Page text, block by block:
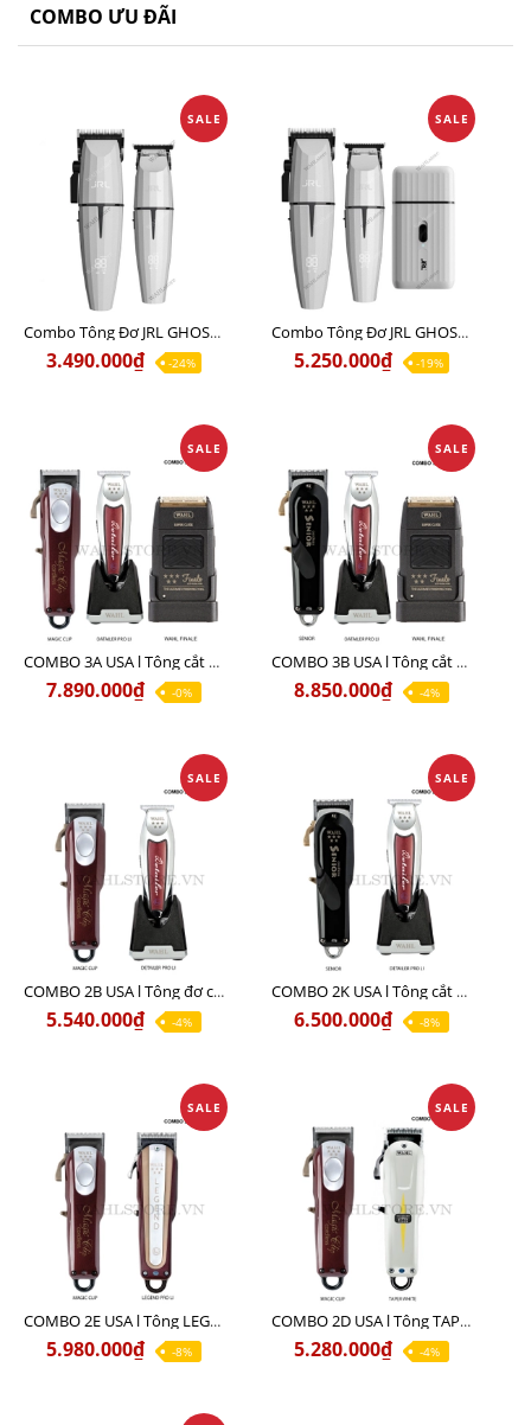
COMBO ƯU ĐÃI
SALE
Combo Tông Đơ JRL GHOST 1 Limited Edition Chính Hãng USA
3.490.000₫ -24%
SALE
Combo Tông Đơ JRL GHOST 2 Limited Edition Chính Hãng USA
5.250.000₫ -19%
SALE
COMBO 3A USA l Tông cắt MAGIC + Tông viền DETAILER PRO LI + Cạo khô FINALE
7.890.000₫ -0%
SALE
COMBO 3B USA l Tông cắt SENIOR + Tông viền DETAILER PRO LI + Cạo khô FINALE
8.850.000₫ -4%
SALE
COMBO 2B USA l Tông đơ cắt Magic clip Red + Tông đơ viền Detailer Pro Li
5.540.000₫ -4%
SALE
COMBO 2K USA l Tông cắt SENIOR +Tông viền DETAILER PRO LI
6.500.000₫ -8%
SALE
COMBO 2E USA l Tông LEGEND PRO LI + Tông MAGIC CLIP
5.980.000₫ -8%
SALE
COMBO 2D USA l Tông TAPER WHITE + Tông MAGIC CLIP
5.280.000₫ -4%